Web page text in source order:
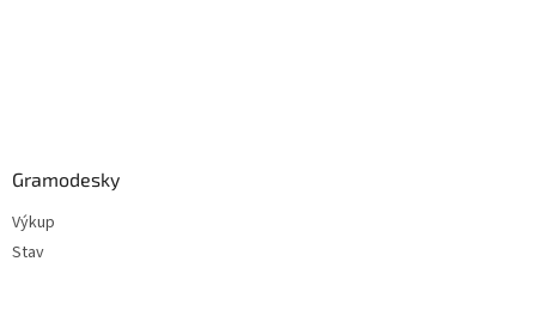
Gramodesky
Výkup
Stav